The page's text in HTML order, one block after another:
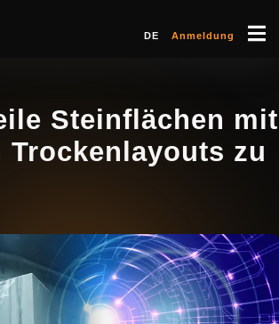
DE Anmeldung
Steinflächen mit
zu